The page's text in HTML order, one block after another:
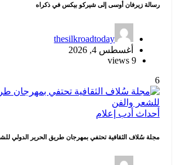
رسالة زيرفان أوسى إلى شيركو بيكس في ذكراه
thesilkroadtoday
أغسطس 4, 2026
9 views
6
أحداث أدب إعلام
مجلة سُلاف الثقافية تحتفي بمهرجان طريق الحرير الدولي